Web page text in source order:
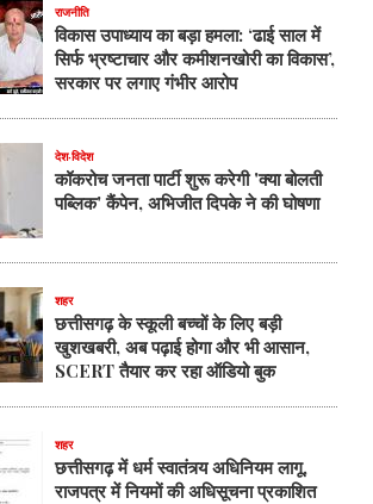
का
एक
और
शर्मनाक
के
पत्थरों
का
बेहद
भाजपा
राजनीति
विकास उपाध्याय का बड़ा हमला: ‘ढाई साल में
सिर्फ भ्रष्टाचार और कमीशनखोरी का विकास’,
सरकार पर लगाए गंभीर आरोप
देश-विदेश
कॉकरोच जनता पार्टी शुरू करेगी 'क्या बोलती
पब्लिक' कैंपेन, अभिजीत दिपके ने की घोषणा
शहर
छत्तीसगढ़ के स्कूली बच्चों के लिए बड़ी
खुशखबरी, अब पढ़ाई होगा और भी आसान,
SCERT तैयार कर रहा ऑडियो बुक
शहर
छत्तीसगढ़ में धर्म स्वातंत्र्य अधिनियम लागू,
राजपत्र में नियमों की अधिसूचना प्रकाशित